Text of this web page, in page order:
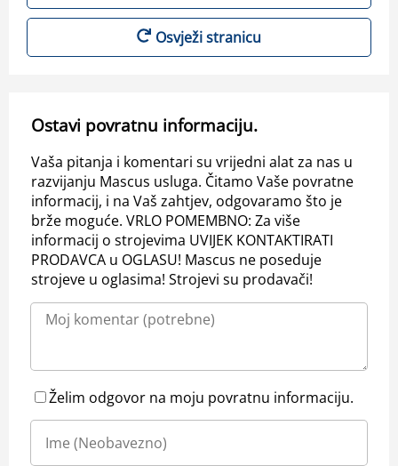
Osvježi stranicu
Ostavi povratnu informaciju.
Vaša pitanja i komentari su vrijedni alat za nas u
razvijanju Mascus usluga. Čitamo Vaše povratne
informacij, i na Vaš zahtjev, odgovaramo što je
brže moguće. VRLO POMEMBNO: Za više
informacij o strojevima UVIJEK KONTAKTIRATI
PRODAVCA u OGLASU! Mascus ne poseduje
strojeve u oglasima! Strojevi su prodavači!
Želim odgovor na moju povratnu informaciju.